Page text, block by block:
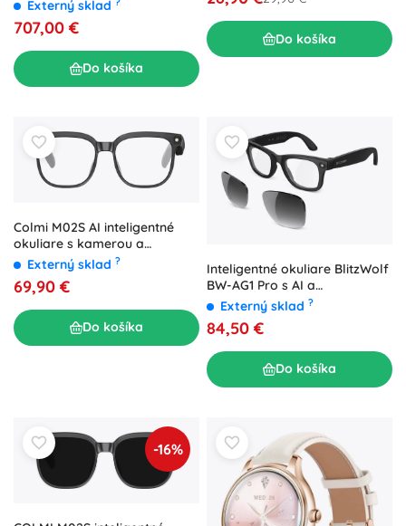
Externý sklad
707,00 €
Do košíka
Do košíka
Colmi M02S AI inteligentné
okuliare s kamerou a
Bluetooth
Externý sklad ?
69,90 €
Do košíka
Inteligentné okuliare BlitzWolf
BW-AG1 Pro s AI a
fotochromatickými
vymeniteľnými sklami
Externý sklad ?
84,50 €
Do košíka
-16%